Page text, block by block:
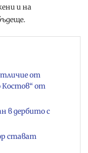
и на
от
Костов“ от
в дербито с
стават